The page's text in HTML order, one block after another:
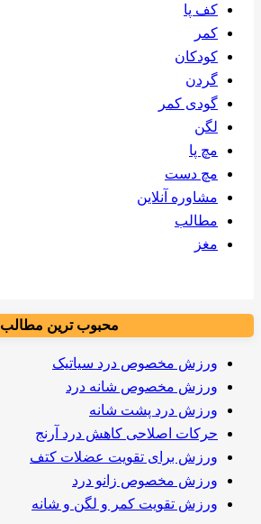
کف پا
کمر
کودکان
گردن
گودی کمر
لگن
مچ پا
مچ دست
مشاوره آنلاین
مطالب
مغز
محبوب ترین مطالب
ورزش مخصوص درد سیاتیک
ورزش مخصوص شانه درد
ورزش درد پشت شانه
حرکات اصلاحی کاهش درد آرنج
ورزش برای تقویت عضلات کتف
ورزش مخصوص زانو درد
ورزش تقویت کمر و لگن و شانه